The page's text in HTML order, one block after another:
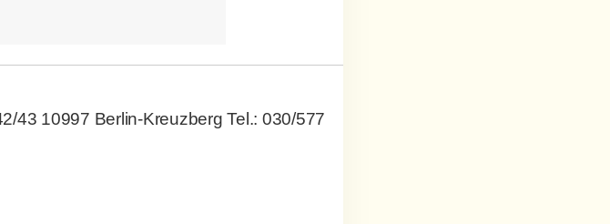
43 10997 Berlin-Kreuzberg Tel.: 030/577